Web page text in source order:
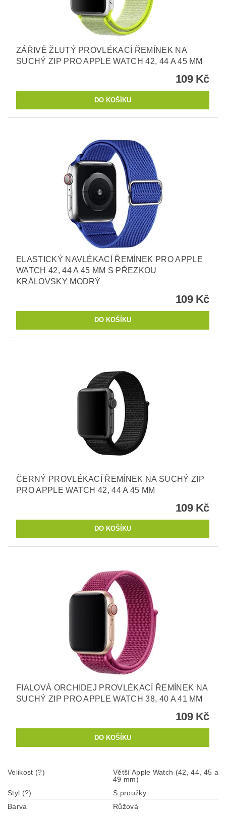
ZÁŘIVĚ ŽLUTÝ PROVLÉKACÍ ŘEMÍNEK NA
SUCHÝ ZIP PRO APPLE WATCH 42, 44 A 45 MM
109 Kč
ELASTICKÝ NAVLÉKACÍ ŘEMÍNEK PRO APPLE
WATCH 42, 44 A 45 MM S PŘEZKOU
KRÁLOVSKY MODRÝ
109 Kč
ČERNÝ PROVLÉKACÍ ŘEMÍNEK NA SUCHÝ ZIP
PRO APPLE WATCH 42, 44 A 45 MM
109 Kč
FIALOVÁ ORCHIDEJ PROVLÉKACÍ ŘEMÍNEK NA
SUCHÝ ZIP PRO APPLE WATCH 38, 40 A 41 MM
109 Kč
Velikost (?)
Větší Apple Watch (42, 44, 45 a
49 mm)
Styl (?)
S proužky
Barva
Růžová